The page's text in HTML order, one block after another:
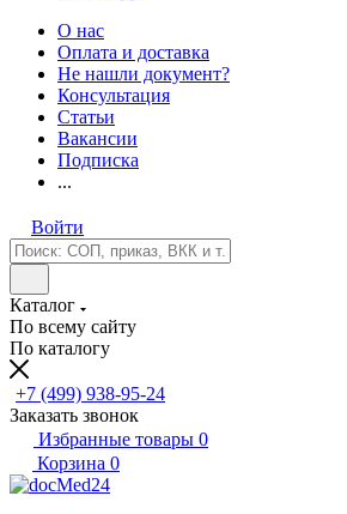
О нас
Оплата и доставка
Не нашли документ?
Консультация
Статьи
Вакансии
Подписка
...
Войти
Каталог
По всему сайту
По каталогу
+7 (499) 938-95-24
Заказать звонок
Избранные товары 0
Корзина 0